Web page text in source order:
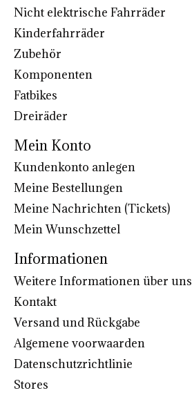
Nicht elektrische Fahrräder
Kinderfahrräder
Zubehör
Komponenten
Fatbikes
Dreiräder
Mein Konto
Kundenkonto anlegen
Meine Bestellungen
Meine Nachrichten (Tickets)
Mein Wunschzettel
Informationen
Weitere Informationen über uns
Kontakt
Versand und Rückgabe
Algemene voorwaarden
Datenschutzrichtlinie
Stores